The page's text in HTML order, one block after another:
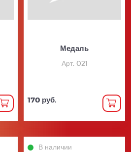
Медаль
Арт. 021
170 руб.
В наличии